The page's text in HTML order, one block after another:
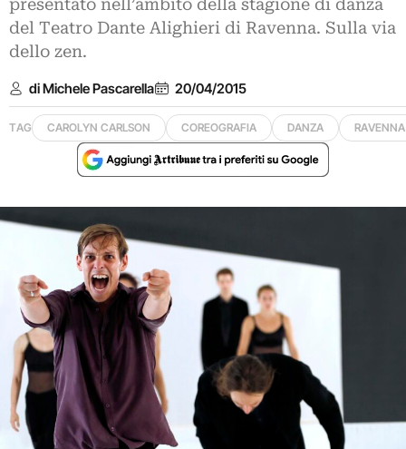
presentato nell’ambito della stagione di danza
del Teatro Dante Alighieri di Ravenna. Sulla via
dello zen.
di Michele Pascarella 20/04/2015
TAG CAROLYN CARLSON COREOGRAFIA DANZA RAVENNA